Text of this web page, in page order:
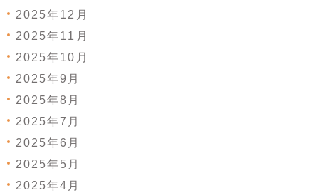
2025年12月
2025年11月
2025年10月
2025年9月
2025年8月
2025年7月
2025年6月
2025年5月
2025年4月